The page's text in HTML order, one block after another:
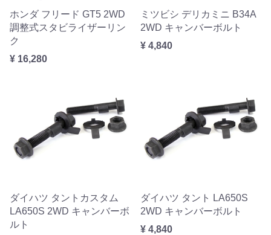
ホンダ フリード GT5 2WD
調整式スタビライザーリン
ク
¥ 16,280
ミツビシ デリカミニ B34A
2WD キャンバーボルト
¥ 4,840
ダイハツ タントカスタム
LA650S 2WD キャンバーボ
ルト
ダイハツ タント LA650S
2WD キャンバーボルト
¥ 4,840